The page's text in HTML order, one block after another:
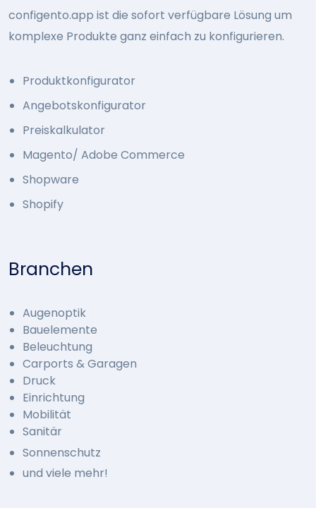
configento.app ist die sofort verfügbare Lösung um
komplexe Produkte ganz einfach zu konfigurieren.
Produktkonfigurator
Angebotskonfigurator
Preiskalkulator
Magento/ Adobe Commerce
Shopware
Shopify
Branchen
Augenoptik
Bauelemente
Beleuchtung
Carports & Garagen
Druck
Einrichtung
Mobilität
Sanitär
Sonnenschutz
und viele mehr!